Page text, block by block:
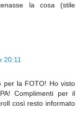
la cosa (stile
20:11
per la FOTO! Ho visto
Complimenti per il
così resto informato